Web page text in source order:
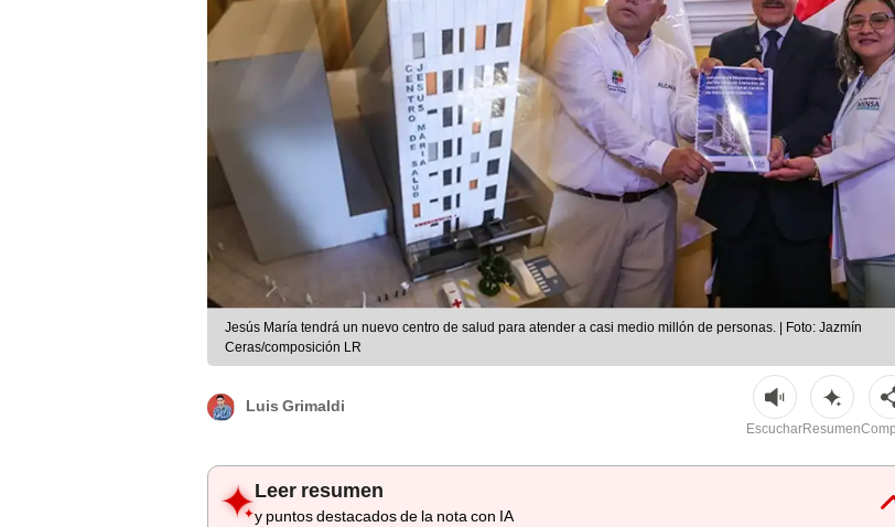
Jesús María tendrá un nuevo centro de salud para atender a casi medio millón de personas. | Foto: Jazmín
Ceras/composición LR
Luis Grimaldi
EscucharResumen
Leer resumen
y puntos destacados de la nota con IA